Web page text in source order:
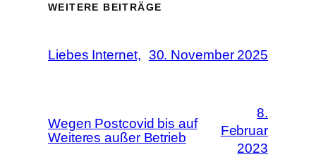
WEITERE BEITRÄGE
Liebes Internet, 30. November 2025
Wegen Postcovid bis auf
Weiteres außer Betrieb
8.
Februar
2023